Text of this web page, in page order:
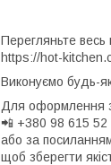
Перегляньте весь
https://hot-
Виконуємо будь-
Для оформлення
📲 +380 98 615 52
або за
щоб зберегти